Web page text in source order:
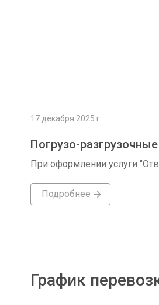
17 декабря 2025 г.
Погрузо-
При оформлении услуги
Подробнее
График